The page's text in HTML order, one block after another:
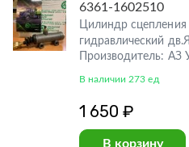
6361-1602510
Цилиндр
гидравлический
Производитель: АЗ
В наличии 273 ед
1 650 ₽
В корзину